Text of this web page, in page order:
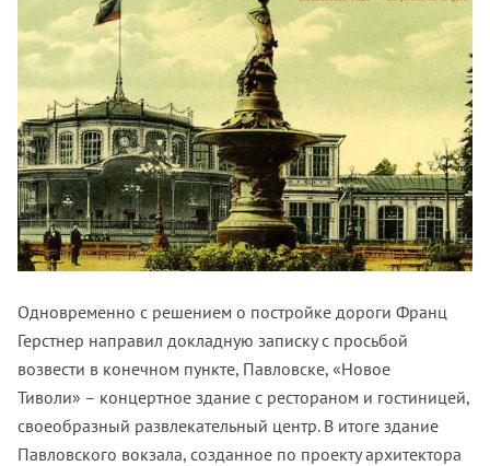
Одновременно с решением о постройке дороги Франц
Герстнер направил докладную записку с просьбой
возвести в конечном пункте, Павловске, «Новое
Тиволи» – концертное здание с рестораном и гостиницей,
своеобразный развлекательный центр. В итоге здание
Павловского вокзала, созданное по проекту архитектора